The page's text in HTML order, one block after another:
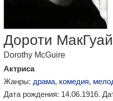
Дороти
Dorothy McGuire
Актриса
Жанры: драма, комедия,
Дата рождения: 14.06.1916.